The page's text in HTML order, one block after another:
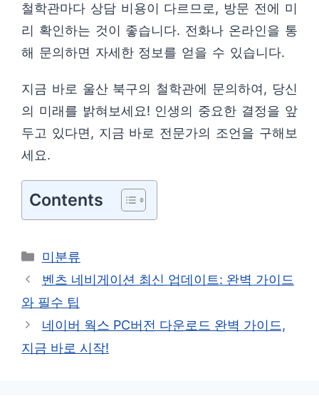
철학관마다 상담 비용이 다르므로, 방문 전에 미
리 확인하는 것이 좋습니다. 전화나 온라인을 통
해 문의하면 자세한 정보를 얻을 수 있습니다.
지금 바로 울산 북구의 철학관에 문의하여, 당신
의 미래를 밝혀보세요! 인생의 중요한 결정을 앞
두고 있다면, 지금 바로 전문가의 조언을 구해보
세요.
Contents
카
테
리
미분류
벤츠 네비게이션 최신 업데이트: 완벽 가이드
와 필수 팁
네이버 웍스 PC버전 다운로드 완벽 가이드,
지금 바로 시작!